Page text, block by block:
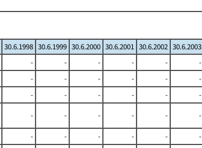
30.6.1998 30.6.1999 30.6.2000 30.6.2001 30.6.2002 30.6.2003
- - - - - -
- - - - - -
- - - - - -
- - - - - -
- - - - - -